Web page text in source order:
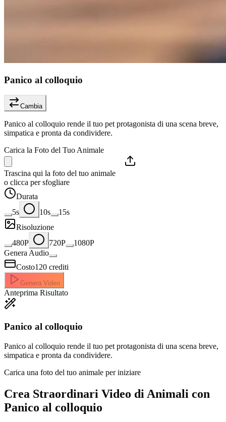
Panico al colloquio
Cambia
Panico al colloquio rende il tuo pet protagonista di una scena breve,
simpatica e pronta da condividere.
Carica la Foto del Tuo Animale
Trascina qui la foto del tuo animale
o clicca per sfogliare
Durata
5s
10s
15s
Risoluzione
480P
720P
1080P
Genera Audio
Costo120 crediti
Genera Video
Anteprima Risultato
Panico al colloquio
Panico al colloquio rende il tuo pet protagonista di una scena breve,
simpatica e pronta da condividere.
Carica una foto del tuo animale per iniziare
Crea Straordinari Video di Animali con
Panico al colloquio